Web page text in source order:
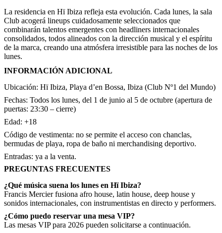
La residencia en Hï Ibiza refleja esta evolución. Cada lunes, la sala
Club acogerá lineups cuidadosamente seleccionados que
combinarán talentos emergentes con headliners internacionales
consolidados, todos alineados con la dirección musical y el espíritu
de la marca, creando una atmósfera irresistible para las noches de los
lunes.
INFORMACIÓN ADICIONAL
Ubicación: Hï Ibiza, Playa d’en Bossa, Ibiza (Club Nº1 del Mundo)
Fechas: Todos los lunes, del 1 de junio al 5 de octubre (apertura de
puertas: 23:30 – cierre)
Edad: +18
Código de vestimenta: no se permite el acceso con chanclas,
bermudas de playa, ropa de baño ni merchandising deportivo.
Entradas: ya a la venta.
PREGUNTAS FRECUENTES
¿Qué música suena los lunes en Hï Ibiza?
Francis Mercier fusiona afro house, latin house, deep house y
sonidos internacionales, con instrumentistas en directo y performers.
¿Cómo puedo reservar una mesa VIP?
Las mesas VIP para 2026 pueden solicitarse a continuación.